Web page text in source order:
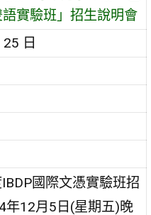
語實驗班」招生說明會
日
國際文憑實驗班招
年12月5日(星期五)晚